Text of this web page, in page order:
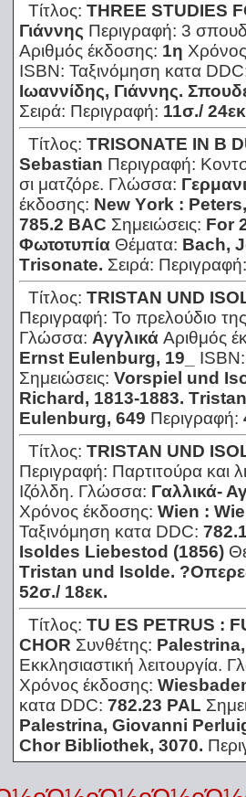
Τίτλος: THREE STUDIES
Γιάννης Περιγραφή: 3
Αριθμός έκδοσης: 1η
ISBN: Ταξινόμηση κατα
Ιωαννίδης, Γιάννης.
Σειρά: Περιγραφή: 11σ./
Τίτλος: TRISONATE IN B
Sebastian Περιγραφή:
σι ματζόρε. Γλώσσα:
έκδοσης: New Υork :
785.2 ΒΑC Σημειώσεις: For
Φωτοτυπία Θέματα: Βach,
Τrisonate. Σειρά:
Τίτλος: TRISTAN UND
Περιγραφή: Το πρελούδιο
Γλώσσα: Αγγλικά Αριθμός
Εrnst Εulenburg, 19_
Σημειώσεις: Vorspiel und
Richard, 1813-1883.
Εulenburg, 649 Περιγραφή:
Τίτλος: TRISTAN UND
Περιγραφή: Παρτιτούρα και
Ιζόλδη. Γλώσσα: Γαλλικά-
Χρόνος έκδοσης: Wien :
Ταξινόμηση κατα DDC:
Ιsoldes Liebestod (1856)
Τristan und Ιsolde.
52σ./ 18εκ.
Τίτλος: TU ES PETRUS :
CHOR Συνθέτης:
Εκκλησιαστική λειτουργία.
Χρόνος έκδοσης:
κατα DDC: 782.23 ΡΑL
Ρalestrina, Giovanni
Chor Βibliothek, 3070.